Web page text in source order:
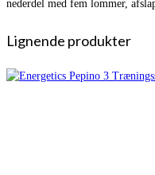
nederdel med fem lommer,
Lignende produkter